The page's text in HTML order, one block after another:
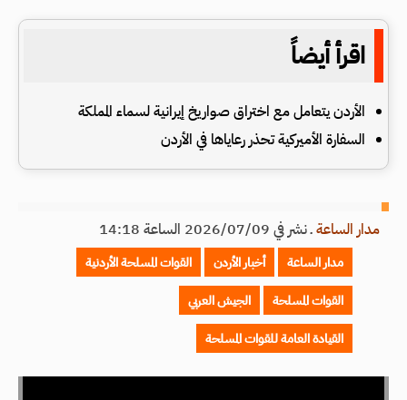
اقرأ أيضاً
الأردن يتعامل مع اختراق صواريخ إيرانية لسماء المملكة
السفارة الأميركية تحذر رعاياها في الأردن
مدار الساعةـنشر في 2026/07/09 الساعة 14:18
مدار الساعة أخبار الأردن
القوات المسلحة الأردنية
القوات المسلحة
الجيش العربي
القيادة العامة للقوات المسلحة